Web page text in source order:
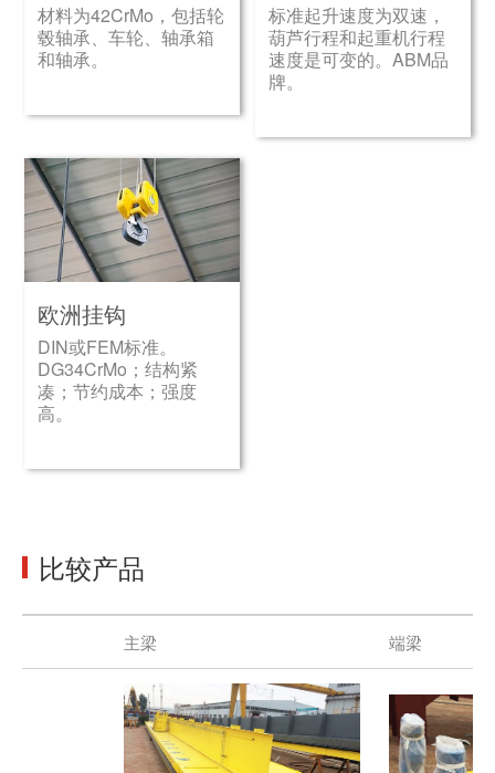
材料为42CrMo，包括轮
毂轴承、车轮、轴承箱
和轴承。
标准起升速度为双速，
葫芦行程和起重机行程
速度是可变的。ABM品
牌。
欧洲挂钩
DIN或FEM标准。
DG34CrMo；结构紧
凑；节约成本；强度
高。
比较产品
主梁 端梁